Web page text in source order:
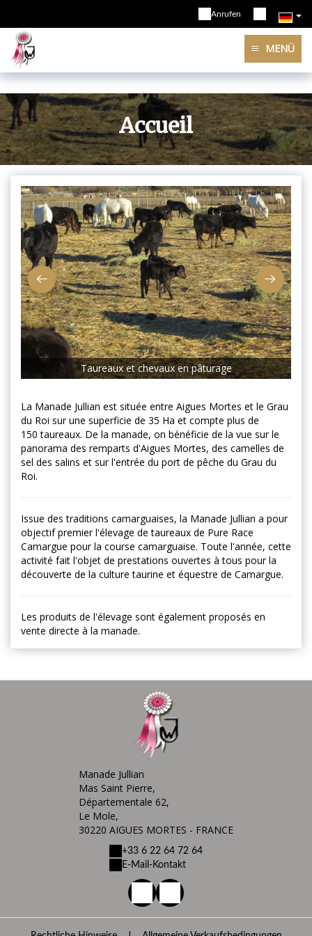
Anrufen
MENÜ
Accueil
Taureaux et chevaux en pâturage
La Manade Jullian est située entre Aigues Mortes et le Grau
du Roi sur une superficie de 35 Ha et compte plus de
150 taureaux. De la manade, on bénéficie de la vue sur le
panorama des remparts d'Aigues Mortes, des camelles de
sel des salins et sur l'entrée du port de pêche du Grau du
Roi.
Issue des traditions camarguaises, la Manade Jullian a pour
objectif premier l'élevage de taureaux de Pure Race
Camargue pour la course camarguaise. Toute l'année, cette
activité fait l'objet de prestations ouvertes à tous pour la
découverte de la culture taurine et équestre de Camargue.
Les produits de l'élevage sont également proposés en
vente directe à la manade.
Manade Jullian
Mas Saint Pierre,
Départementale 62,
Le Mole,
30220 AIGUES MORTES - FRANCE
+33 6 22 64 72 64
E-Mail-Kontakt